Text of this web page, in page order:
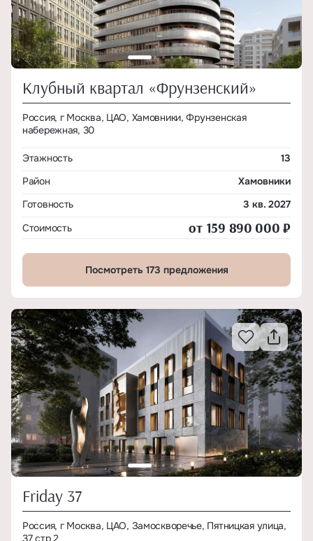
Клубный квартал «Фрунзенский»
Россия, г Москва, ЦАО, Хамовники, Фрунзенская
набережная, 30
Этажность
13
Район
Хамовники
Готовность
3 кв. 2027
Стоимость
от 159 890 000 ₽
Посмотреть 173 предложения
Friday 37
Россия, г Москва, ЦАО, Замоскворечье, Пятницкая улица,
37 стр 2